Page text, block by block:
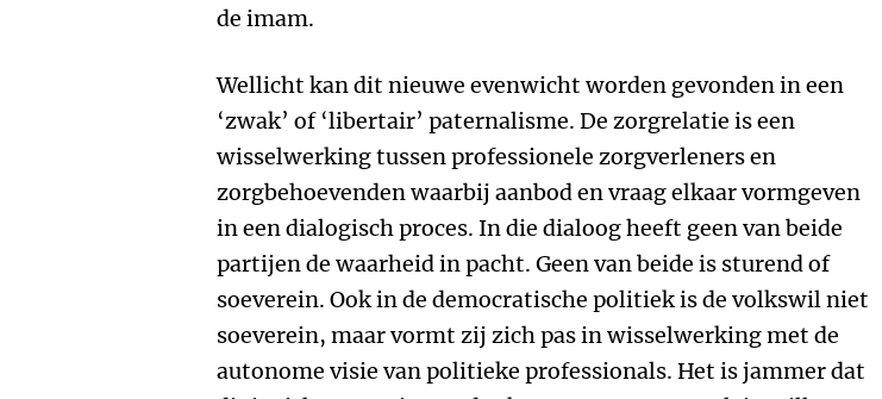
de imam.
Wellicht kan dit nieuwe evenwicht worden gevonden in een
‘zwak’ of ‘libertair’ paternalisme. De zorgrelatie is een
wisselwerking tussen professionele zorgverleners en
zorgbehoevenden waarbij aanbod en vraag elkaar vormgeven
in een dialogisch proces. In die dialoog heeft geen van beide
partijen de waarheid in pacht. Geen van beide is sturend of
soeverein. Ook in de democratische politiek is de volkswil niet
soeverein, maar vormt zij zich pas in wisselwerking met de
autonome visie van politieke professionals. Het is jammer dat